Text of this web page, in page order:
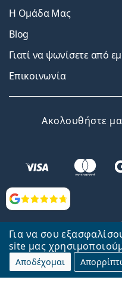
Για να σου
site μας
Αποδέχομαι
Αξιολογήσεις
Η Ομάδα Μας
Blog
Γιατί να ψωνίσετε από
Επικοινωνία
Ακολουθήστε
Επιστροφή στην